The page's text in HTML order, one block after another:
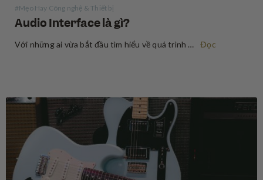
#Mẹo Hay Công nghệ & Thiết bị
Audio Interface là gì?
Với những ai vừa bắt đầu tìm hiểu về quá trình ghi âm, audio interface (thiết bị xử lý âm thanh) có vẻ là một thuật ngữ khó nhằn về mặt chuyên môn, nhưng thực ra, nó không đáng sợ đến vậy. Audio interface là một thiết bị cho phép… Đọc